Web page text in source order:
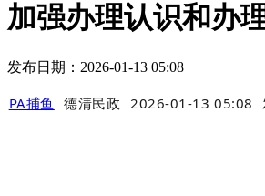
加强办理认识和办
发布日期：2026-01-13 05:08
PA捕鱼 德清民政 2026-01-13 05:08